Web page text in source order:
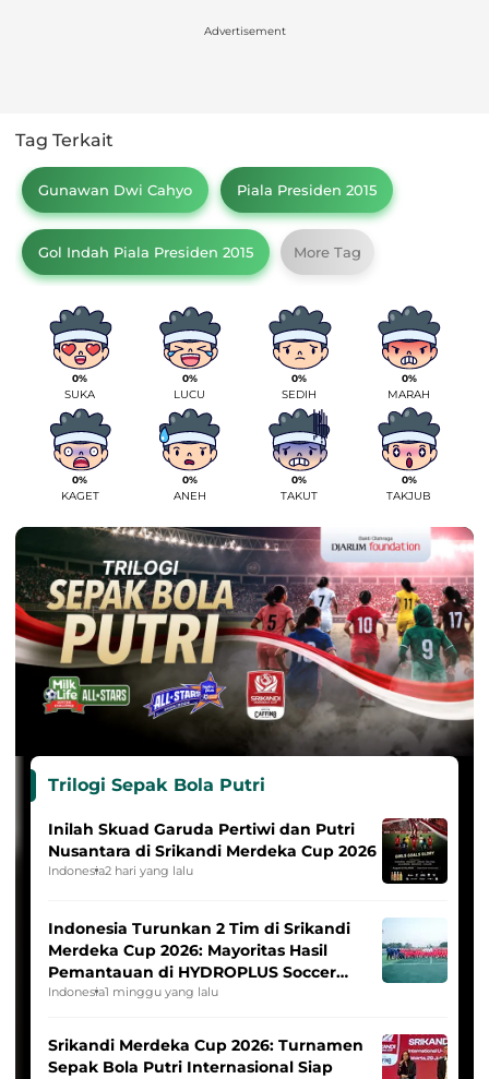
Advertisement
Tag Terkait
Gunawan Dwi Cahyo Piala Presiden 2015
Gol Indah Piala Presiden 2015 More Tag
0%
SUKA
0%
LUCU
0%
SEDIH
0%
MARAH
0%
KAGET
0%
ANEH
0%
TAKUT
0%
TAKJUB
Trilogi Sepak Bola Putri
Inilah Skuad Garuda Pertiwi dan Putri
Nusantara di Srikandi Merdeka Cup 2026
Indonesia2 hari yang lalu
Indonesia Turunkan 2 Tim di Srikandi
Merdeka Cup 2026: Mayoritas Hasil
Pemantauan di HYDROPLUS Soccer
League
Indonesia1 minggu yang lalu
Srikandi Merdeka Cup 2026: Turnamen
Sepak Bola Putri Internasional Siap